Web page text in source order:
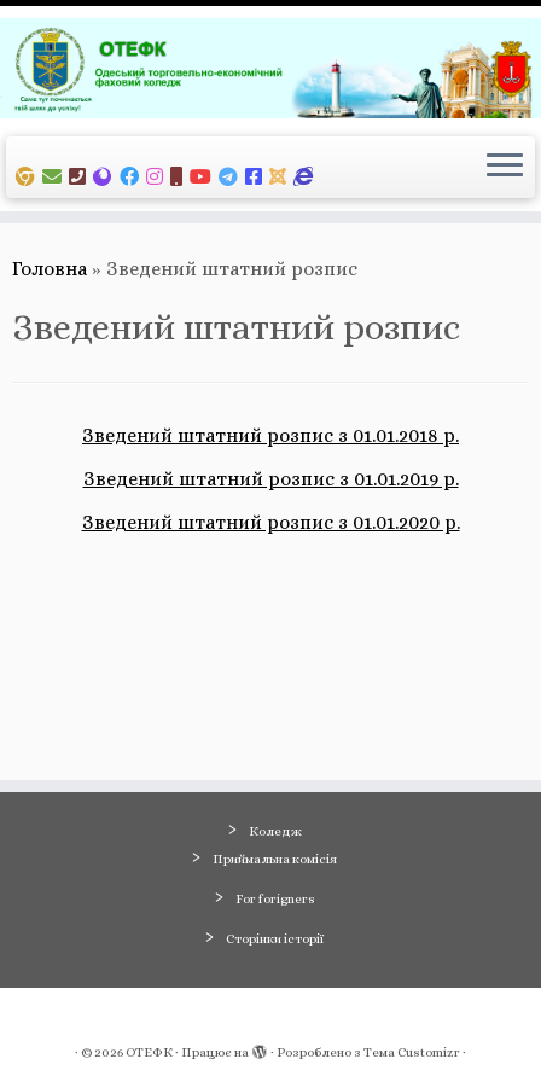
Перейти
до
вмісту
Головна » Зведений штатний розпис
Зведений штатний розпис
Зведений штатний розпис з 01.01.2018 р.
Зведений штатний розпис з 01.01.2019 р.
Зведений штатний розпис з 01.01.2020 р.
Коледж
Приймальна комісія
For forigners
Сторінки історії
· © 2026 ОТЕФК· Працює на · Розроблено з Тема Customizr·